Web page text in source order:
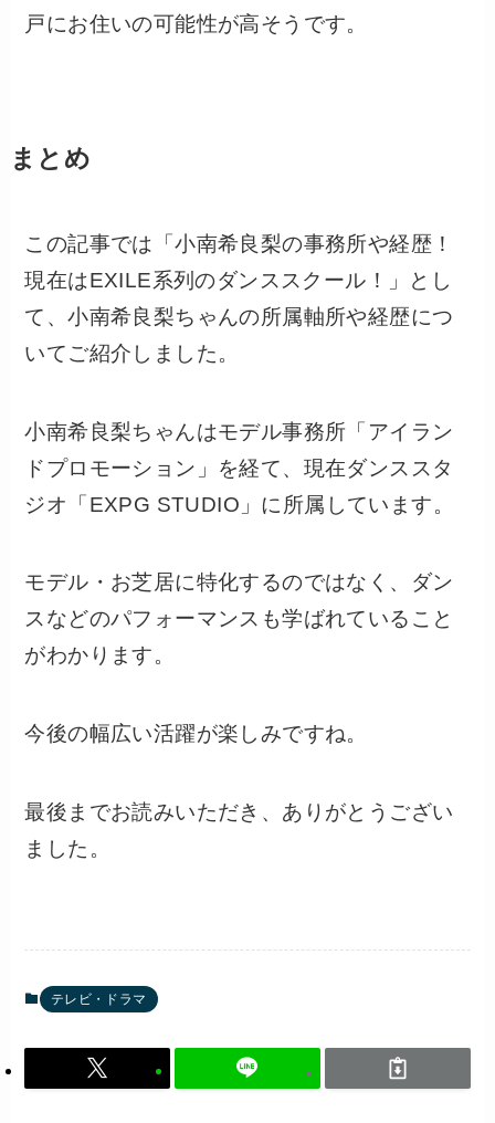
戸にお住いの可能性が高そうです。
まとめ
この記事では「小南希良梨の事務所や経歴！
現在はEXILE系列のダンススクール！」とし
て、小南希良梨ちゃんの所属軸所や経歴につ
いてご紹介しました。
小南希良梨ちゃんはモデル事務所「アイラン
ドプロモーション」を経て、現在ダンススタ
ジオ「EXPG STUDIO」に所属しています。
モデル・お芝居に特化するのではなく、ダン
スなどのパフォーマンスも学ばれていること
がわかります。
今後の幅広い活躍が楽しみですね。
最後までお読みいただき、ありがとうござい
ました。
テレビ・ドラマ